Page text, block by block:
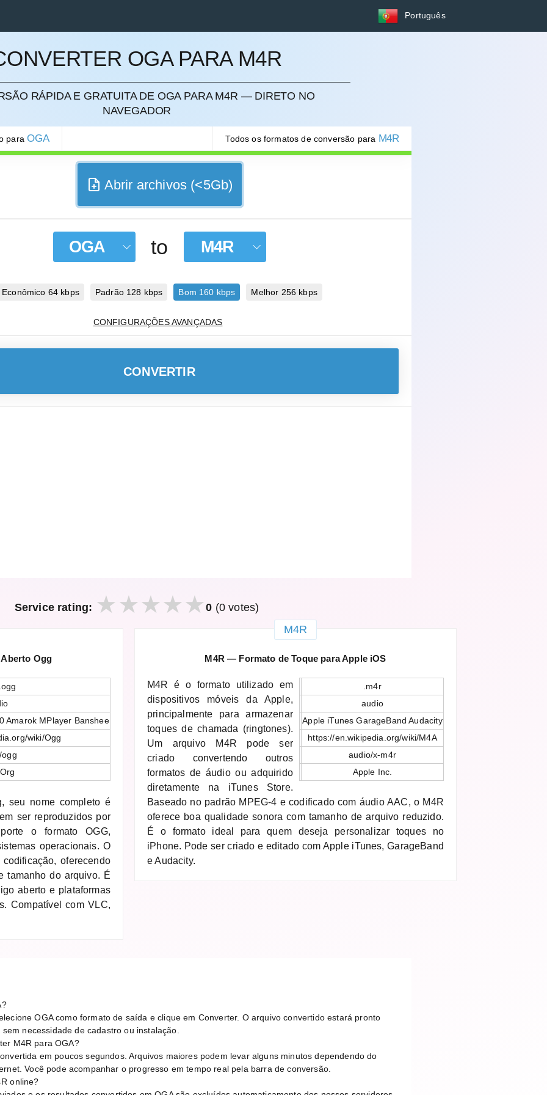
Português
OGA PARA M4R
RÁPIDA E GRATUITA DE OGA PARA M4R — DIRETO NO
NAVEGADOR
paraOGA Todos os formatos de conversão para M4R
Abrir archivos (<5Gb)
OGA to M4R
Econômico 64 kbps Padrão 128 kbps Bom 160 kbps Melhor 256 kbps
CONFIGURAÇÕES AVANÇADAS
CONVERTIR
Service rating: 0 (0 votes)
Ogg
Amarok MPlayer Banshee
wiki/Ogg
seu nome completo é
ser reproduzidos por
o formato OGG,
operacionais. O
oferecendo
tamanho do arquivo. É
aberto e plataformas
Compatível com VLC,
M4R
M4R — Formato de Toque para Apple iOS
.m4r
audio
Apple iTunes GarageBand Audacity
https://en.wikipedia.org/wiki/M4A
audio/x-m4r
Apple Inc.
M4R é o formato utilizado em
dispositivos móveis da Apple,
principalmente para armazenar
toques de chamada (ringtones).
Um arquivo M4R pode ser
criado convertendo outros
formatos de áudio ou adquirido
diretamente na iTunes Store.
Baseado no padrão MPEG-4 e codificado com áudio AAC, o M4R
oferece boa qualidade sonora com tamanho de arquivo reduzido.
É o formato ideal para quem deseja personalizar toques no
iPhone. Pode ser criado e editado com Apple iTunes, GarageBand
e Audacity.
OGA como formato de saída e clique em Converter. O arquivo convertido estará pronto
necessidade de cadastro ou instalação.
M4R para OGA?
em poucos segundos. Arquivos maiores podem levar alguns minutos dependendo do
Você pode acompanhar o progresso em tempo real pela barra de conversão.
online?